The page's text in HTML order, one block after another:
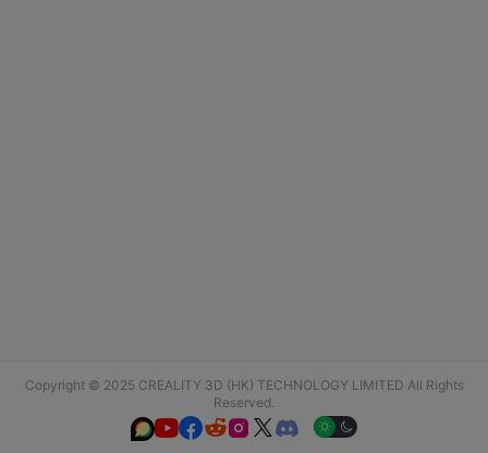
Copyright © 2025 CREALITY 3D (HK) TECHNOLOGY LIMITED All Rights
Reserved.
  